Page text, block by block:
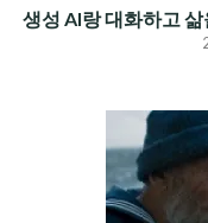
생성 AI랑 대화하고